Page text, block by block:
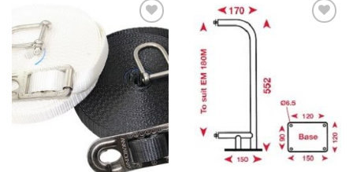
Zur
Wunschliste
hinzufügen